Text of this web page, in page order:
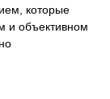
которые
и объективном